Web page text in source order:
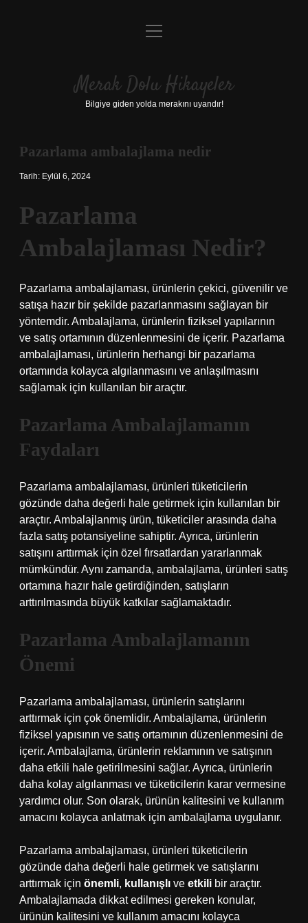
Anasayfa
Yasal Uyarı
menüyü
Merak Dolu Hikayeler
Bilgiye giden yolda merakını uyandır!
Pazarlama ambalajlama nedir
Tarih: Eylül 6, 2024
Pazarlama
Ambalajlaması Nedir?
Pazarlama ambalajlaması, ürünlerin çekici, güvenilir ve
satışa hazır bir şekilde pazarlanmasını sağlayan bir
yöntemdir. Ambalajlama, ürünlerin fiziksel yapılarının
ve satış ortamının düzenlenmesini de içerir. Pazarlama
ambalajlaması, ürünlerin herhangi bir pazarlama
ortamında kolayca algılanmasını ve anlaşılmasını
sağlamak için kullanılan bir araçtır.
Pazarlama Ambalajlamanın
Faydaları
Pazarlama ambalajlaması, ürünleri tüketicilerin
gözünde daha değerli hale getirmek için kullanılan bir
araçtır. Ambalajlanmış ürün, tüketiciler arasında daha
fazla satış potansiyeline sahiptir. Ayrıca, ürünlerin
satışını arttırmak için özel fırsatlardan yararlanmak
mümkündür. Aynı zamanda, ambalajlama, ürünleri satış
ortamına hazır hale getirdiğinden, satışların
arttırılmasında büyük katkılar sağlamaktadır.
Pazarlama Ambalajlamanın
Önemi
Pazarlama ambalajlaması, ürünlerin satışlarını
arttırmak için çok önemlidir. Ambalajlama, ürünlerin
fiziksel yapısının ve satış ortamının düzenlenmesini de
içerir. Ambalajlama, ürünlerin reklamının ve satışının
daha etkili hale getirilmesini sağlar. Ayrıca, ürünlerin
daha kolay algılanması ve tüketicilerin karar vermesine
yardımcı olur. Son olarak, ürünün kalitesini ve kullanım
amacını kolayca anlatmak için ambalajlama uygulanır.
Pazarlama ambalajlaması, ürünleri tüketicilerin
gözünde daha değerli hale getirmek ve satışlarını
arttırmak için önemli, kullanışlı ve etkili bir araçtır.
Ambalajlamada dikkat edilmesi gereken konular,
ürünün kalitesini ve kullanım amacını kolayca